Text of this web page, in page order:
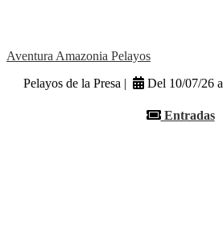
Aventura Amazonia Pelayos
Pelayos de la Presa |
Del 10/07/26
Entradas